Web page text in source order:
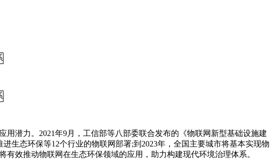
潜力。2021年9月，工信部等八部委联合发布的《物联网新型基础设施建
生态环保等12个行业的物联网部署;到2023年，全国主要城市将基本实现物
效推动物联网在生态环保领域的应用，助力构建现代环境治理体系。